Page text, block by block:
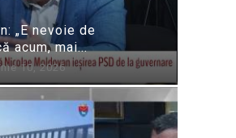
„E nevoie de
acum, mai...
10, 2026